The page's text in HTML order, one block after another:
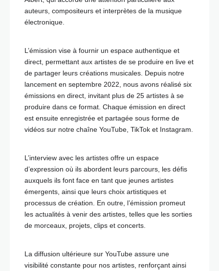
auteurs, compositeurs et interprètes de la musique
électronique.
L’émission vise à fournir un espace authentique et
direct, permettant aux artistes de se produire en live et
de partager leurs créations musicales. Depuis notre
lancement en septembre 2022, nous avons réalisé six
émissions en direct, invitant plus de 25 artistes à se
produire dans ce format. Chaque émission en direct
est ensuite enregistrée et partagée sous forme de
vidéos sur notre chaîne YouTube, TikTok et Instagram.
L’interview avec les artistes offre un espace
d’expression où ils abordent leurs parcours, les défis
auxquels ils font face en tant que jeunes artistes
émergents, ainsi que leurs choix artistiques et
processus de création. En outre, l’émission promeut
les actualités à venir des artistes, telles que les sorties
de morceaux, projets, clips et concerts.
La diffusion ultérieure sur YouTube assure une
visibilité constante pour nos artistes, renforçant ainsi